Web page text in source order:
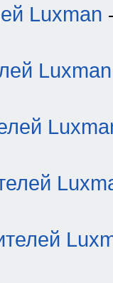
Luxman
Luxman